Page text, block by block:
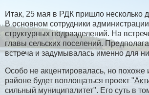
Итак, 25 мая в РДК пришло несколько
В основном сотрудники
структурных подразделений. На
главы сельских поселений.
встреча и задумывалась именно для
Особо не акцентировалась, но похоже
районе будет воплощаться проект
сильный муниципалитет". Его суть в